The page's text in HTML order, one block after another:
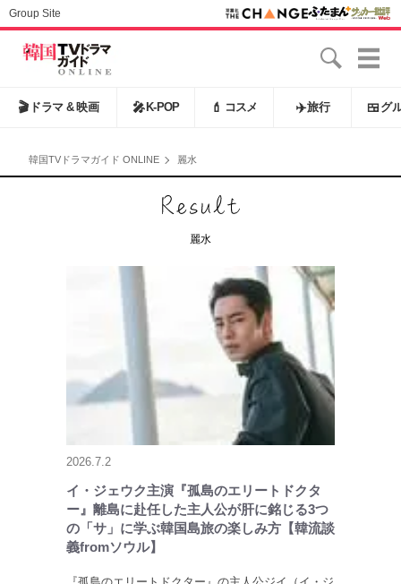
Group Site
🎬 ドラマ & 映画 🎤 K-POP 💄 コスメ ✈️旅行 🍱 グ
韓国TVドラマガイド ONLINE 麗水
麗水
2026.7.2
イ・ジェウク主演『孤島のエリートドクタ
ー』離島に赴任した主人公が肝に銘じる3つ
の「サ」に学ぶ韓国島旅の楽しみ方【韓流談
義fromソウル】